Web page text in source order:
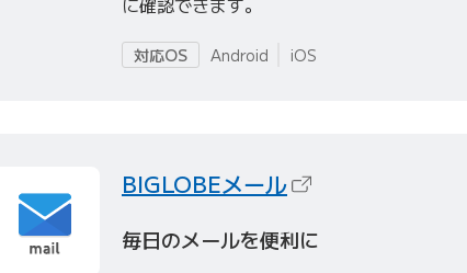
対応OS Android iOS
BIGLOBEメール（新しいタブで開
毎日のメールを便利に